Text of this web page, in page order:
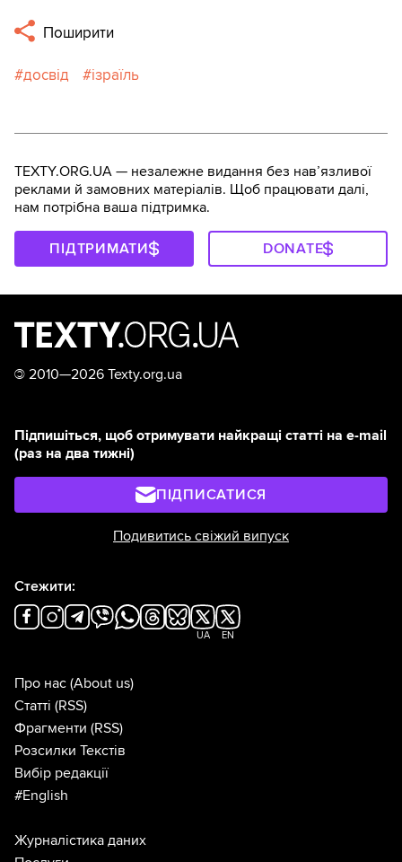
Поширити
досвід ізраїль
TEXTY.ORG.UA — незалежне видання без навʼязливої
реклами й замовних матеріалів. Щоб працювати далі,
нам потрібна ваша підтримка.
ПІДТРИМАТИ DONATE
© 2010—2026 Texty.org.ua
Підпишіться, щоб отримувати найкращі статті на e-mail
(раз на два тижні)
ПІДПИСАТИСЯ
Подивитись свіжий випуск
Стежити:
UA EN
Про нас (About us)
Статті (RSS)
Фрагменти (RSS)
Розсилки Текстів
Вибір редакції
#English
Журналістика даних